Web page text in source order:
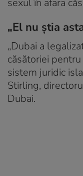
„El nu știa
„Dubai a
căsătoriei
sistem juridic
Stirling,
Dubai.